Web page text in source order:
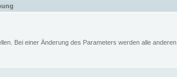
Bei einer Änderung des Parameters werden alle anderen